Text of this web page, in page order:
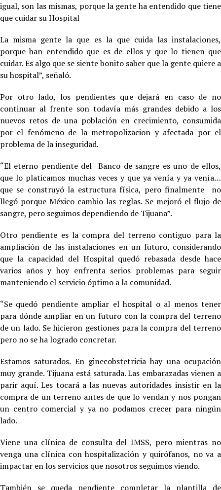
igual, son las mismas, porque la gente ha entendido que tiene
que cuidar su Hospital
La misma gente la que es la que cuida las instalaciones,
porque han entendido que es de ellos y que lo tienen que
cuidar. Es algo que se siente bonito saber que la gente quiere a
su hospital”, señaló.
Por otro lado, los pendientes que dejará en caso de no
continuar al frente son todavía más grandes debido a los
nuevos retos de una población en crecimiento, consumida
por el fenómeno de la metropolizacion y afectada por el
problema de la inseguridad.
“El eterno pendiente del
Banco de sangre es uno de ellos,
que lo platicamos muchas veces y que ya venía y ya venía…
que se construyó la estructura física, pero finalmente no
llegó porque México cambio las reglas. Se mejoró el flujo de
sangre, pero seguimos dependiendo de Tijuana”.
Otro pendiente es la compra del terreno contiguo para la
ampliación de las instalaciones en un futuro, considerando
que la capacidad del Hospital quedó rebasada desde hace
varios años y hoy enfrenta serios problemas para seguir
manteniendo el servicio óptimo a la comunidad.
“Se quedó pendiente ampliar el hospital o al menos tener
para dónde ampliar en un futuro con la compra del terreno
de un lado. Se hicieron gestiones para la compra del terreno
pero no se ha logrado concretar.
Estamos saturados. En ginecobstetricia hay una ocupación
muy grande. Tijuana está saturada. Las embarazadas vienen a
parir aquí. Les tocará a las nuevas autoridades insistir en la
compra de un terreno antes de que lo vendan y nos pongan
un centro comercial y ya no podamos crecer para ningún
lado.
Viene una clínica de consulta del IMSS, pero mientras no
venga una clínica con hospitalización y quirófanos, no va a
impactar en los servicios que nosotros seguimos viendo.
También se queda pendiente completar la plantilla de